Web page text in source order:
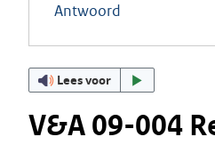
Antwoord
Lees voor
V&A 09-004